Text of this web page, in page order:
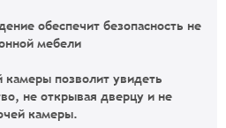
обеспечит безопасность не
мебели
камеры позволит увидеть
не открывая дверцу и не
камеры.